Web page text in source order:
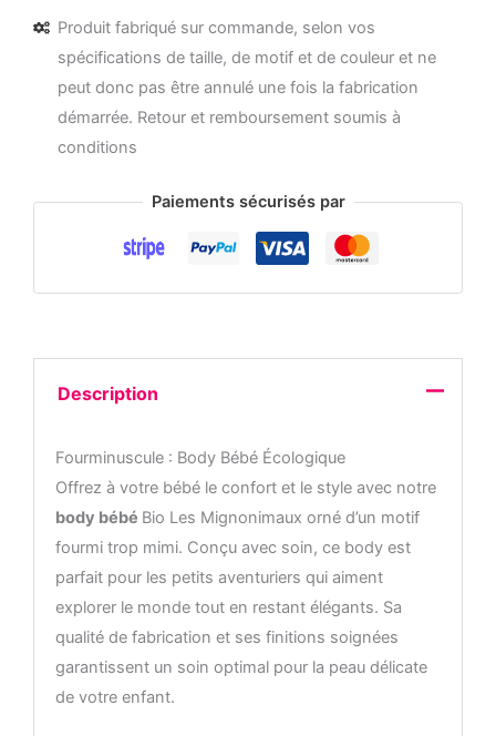
Bébé
Produit fabriqué sur commande, selon vos
spécifications de taille, de motif et de couleur et ne
peut donc pas être annulé une fois la fabrication
démarrée. Retour et remboursement soumis à
conditions
Paiements sécurisés par
Description
Fourminuscule : Body Bébé Écologique
Offrez à votre bébé le confort et le style avec notre
body bébé Bio Les Mignonimaux orné d’un motif
fourmi trop mimi. Conçu avec soin, ce body est
parfait pour les petits aventuriers qui aiment
explorer le monde tout en restant élégants. Sa
qualité de fabrication et ses finitions soignées
garantissent un soin optimal pour la peau délicate
de votre enfant.